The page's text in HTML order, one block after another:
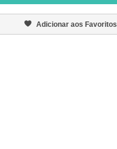
Adicionar aos Favoritos